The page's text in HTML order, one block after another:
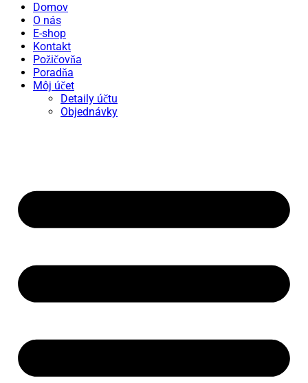
Domov
O nás
E-shop
Kontakt
Požičovňa
Poradňa
Môj účet
Detaily účtu
Objednávky